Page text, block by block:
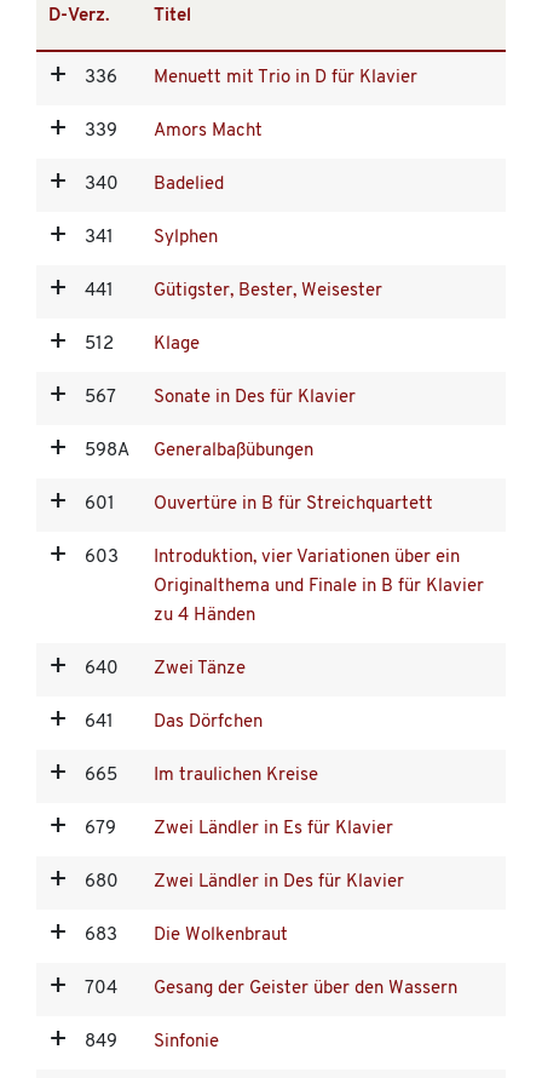
D-Verz. Titel
336 Menuett mit Trio in D für Klavier
339 Amors Macht
340 Badelied
341 Sylphen
441 Gütigster, Bester, Weisester
512 Klage
567 Sonate in Des für Klavier
598A Generalbaßübungen
601 Ouvertüre in B für Streichquartett
603
Introduktion, vier Variationen über ein
Originalthema und Finale in B für Klavier
zu 4 Händen
640 Zwei Tänze
641 Das Dörfchen
665 Im traulichen Kreise
679 Zwei Ländler in Es für Klavier
680 Zwei Ländler in Des für Klavier
683 Die Wolkenbraut
704 Gesang der Geister über den Wassern
849 Sinfonie